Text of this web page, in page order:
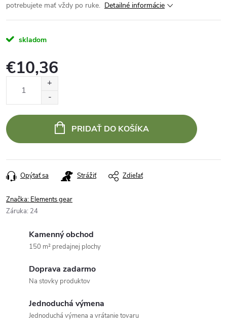
potrebujete mať vždy po ruke. Detailné informácie
skladom
€10,36
PRIDAŤ DO KOŠÍKA
Opýtať sa Strážiť Zdieľať
Značka: Elements gear
Záruka: 24
Kamenný obchod
150 m² predajnej plochy
Doprava zadarmo
Na stovky produktov
Jednoduchá výmena
Jednoduchá výmena a vrátanie tovaru